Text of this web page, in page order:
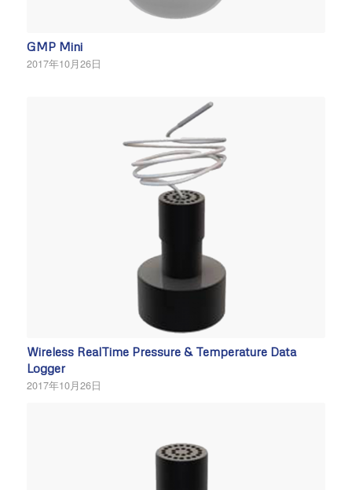
GMP Mini
2017年10月26日
Wireless RealTime Pressure & Temperature Data
Logger
2017年10月26日